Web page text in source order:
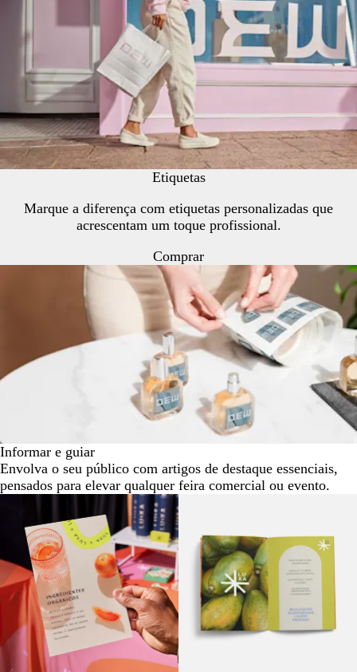
Etiquetas
Marque a diferença com etiquetas personalizadas que
acrescentam um toque profissional.
Comprar
Informar e guiar
Envolva o seu público com artigos de destaque essenciais,
pensados para elevar qualquer feira comercial ou evento.